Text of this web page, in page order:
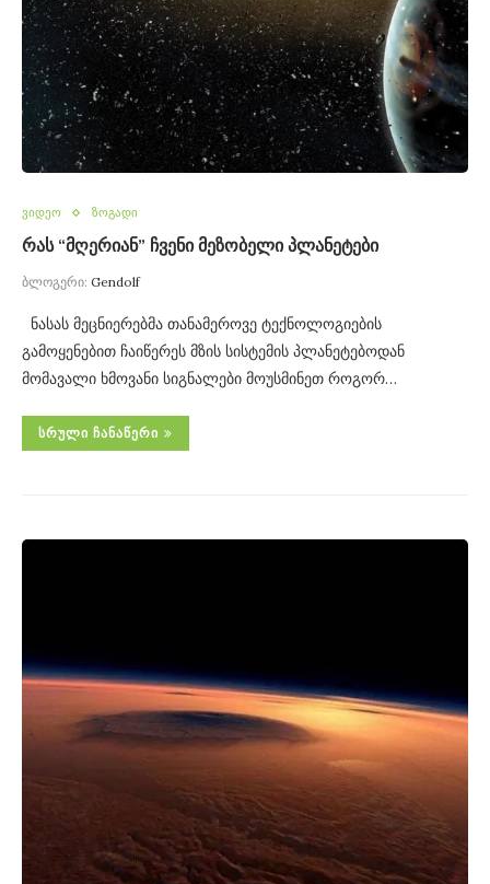
ვიდეო ზოგადი
რას “მღერიან” ჩვენი მეზობელი პლანეტები
ბლოგერი: Gendolf
ნასას მეცნიერებმა თანამეროვე ტექნოლოგიების
გამოყენებით ჩაიწერეს მზის სისტემის პლანეტებოდან
მომავალი ხმოვანი სიგნალები მოუსმინეთ როგორ…
ᲡᲠᲣᲚᲘ ᲩᲐᲜᲐᲬᲔᲠᲘ